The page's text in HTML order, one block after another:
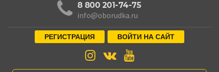
8 800 201-74-75
info@oborudka.ru
РЕГИСТРАЦИЯ ВОЙТИ НА САЙТ